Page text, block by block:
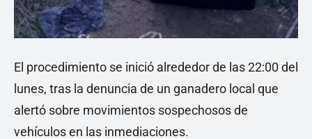
El procedimiento se inició alrededor de las 22:00 del
lunes, tras la denuncia de un ganadero local que
alertó sobre movimientos sospechosos de
vehículos en las inmediaciones.